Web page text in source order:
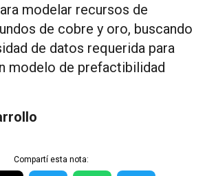
modelar recursos de
de cobre y oro, buscando
de datos requerida para
modelo de prefactibilidad
Compartí esta nota: